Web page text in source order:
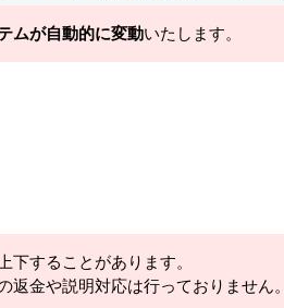
ムが自動的に変動いたします。
下することがあります。
返金や説明対応は行っておりません。